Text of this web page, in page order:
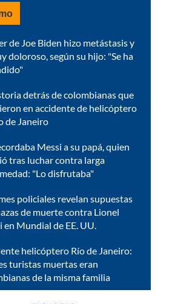
de Joe Biden hizo metástasis y
doloroso, según su hijo: "Se ha
detrás de colombianas que
en accidente de helicóptero
de Janeiro
Messi a su papá, quien
tras luchar contra larga
"Lo disfrutaba"
policiales revelan supuestas
de muerte contra Lionel
en Mundial de EE. UU.
helicóptero Río de Janeiro:
turistas muertas eran
de la misma familia